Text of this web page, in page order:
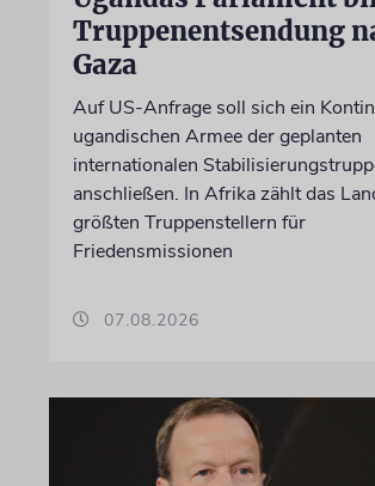
Truppenentsendung
Gaza
Auf US-Anfrage soll sich ein
ugandischen Armee der geplanten
internationalen
anschließen. In Afrika zählt das
größten Truppenstellern für
Friedensmissionen
07.08.2026